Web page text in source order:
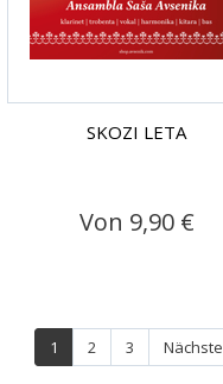
SKOZI LETA
Von 9,90 €
1 2 3 Nächste